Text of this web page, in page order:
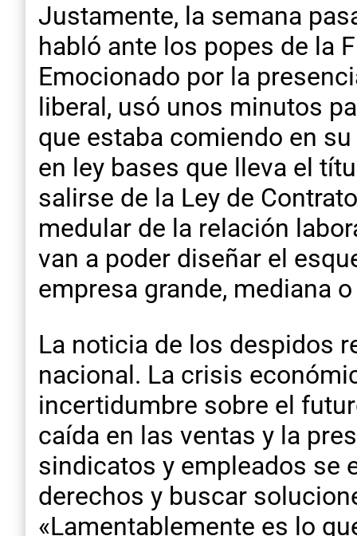
Justamente, la semana
habló ante los popes de la
Emocionado por la
liberal, usó unos minutos
que estaba comiendo en
en ley bases que lleva el
salirse de la Ley de
medular de la relación
van a poder diseñar el
empresa grande, mediana
La noticia de los despidos
nacional. La crisis
incertidumbre sobre el
caída en las ventas y la
sindicatos y empleados se
derechos y buscar
«Lamentablemente es lo